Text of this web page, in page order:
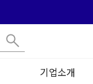
기업소개